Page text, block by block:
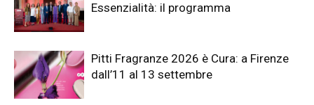
Essenzialità: il programma
Pitti Fragranze 2026 è Cura: a Firenze
dall’11 al 13 settembre